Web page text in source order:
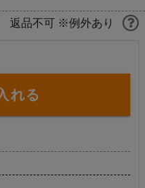
返品不可 ※例外あり
れる